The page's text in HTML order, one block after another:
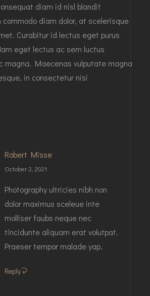
diam id nisl blandit
diam dolor, at scelerisque
Curabitur id lectus eget purus
eget lectus ac sem luctus
magna. Maecenas vulputate magna
in consectetur nisi
Robert Misse
October 2, 2021
Photography ultricies nibh non
dolor maximus sceleue inte
molliser faubs neque nec
tincidunte aliquam erat volutpat.
Praeser tempor malade yap.
Reply